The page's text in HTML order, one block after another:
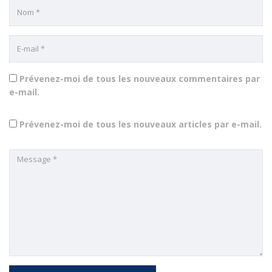
Prévenez-moi de tous les nouveaux commentaires par
e-mail.
Prévenez-moi de tous les nouveaux articles par e-mail.